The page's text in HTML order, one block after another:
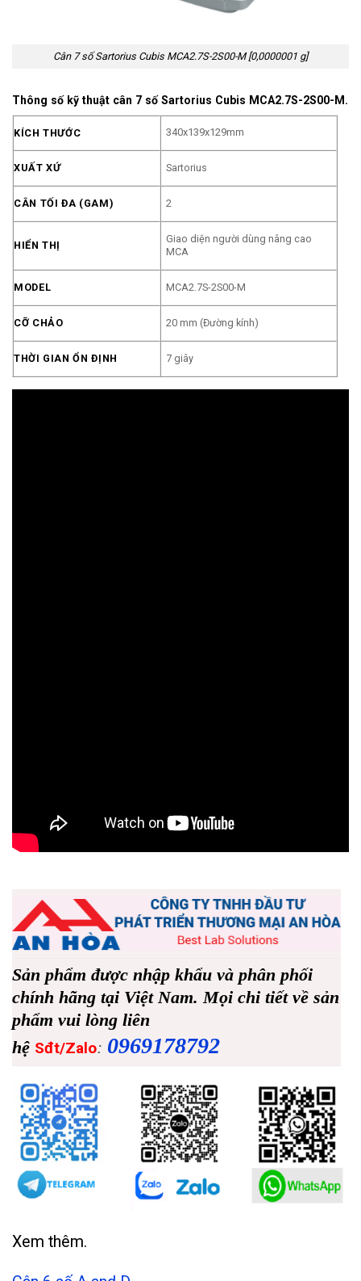
Cân 7 số Sartorius Cubis MCA2.7S-2S00-M [0,0000001 g]
Thông số kỹ thuật cân 7 số Sartorius Cubis MCA2.7S-2S00-M.
KÍCH THƯỚC 340x139x129mm
XUẤT XỨ Sartorius
CÂN TỐI ĐA (GAM) 2
HIỂN THỊ
Giao diện người dùng nâng cao
MCA
MODEL MCA2.7S-2S00-M
CỠ CHẢO 20 mm (Đường kính)
THỜI GIAN ỔN ĐỊNH 7 giây
Sản phẩm được nhập khẩu và phân phối
chính hãng tại Việt Nam. Mọi chi tiết về sản
phẩm vui lòng liên
hệ Sđt/Zalo: 0969178792
Xem thêm.